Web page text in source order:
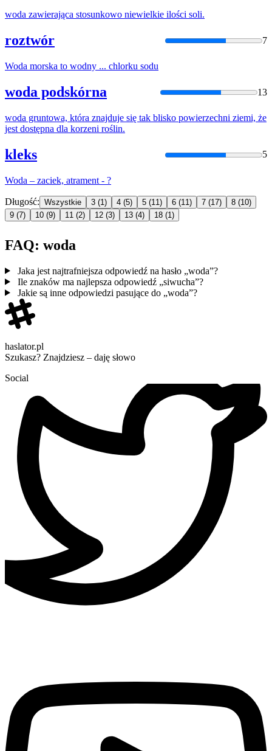
woda zawierająca stosunkowo niewielkie ilości soli.
roztwór 7
Woda morska to wodny ... chlorku sodu
woda podskórna 13
woda gruntowa, która znajduje się tak blisko powierzechni ziemi, że
jest dostępna dla korzeni roślin.
kleks 5
Woda – zaciek, atrament - ?
Długość: Wszystkie 3 (1) 4 (5) 5 (11) 6 (11) 7 (17) 8 (10)
9 (7) 10 (9) 11 (2) 12 (3) 13 (4) 18 (1)
FAQ: woda
Jaka jest najtrafniejsza odpowiedź na hasło „woda”?
Ile znaków ma najlepsza odpowiedź „siwucha”?
Jakie są inne odpowiedzi pasujące do „woda”?
haslator.pl
Szukasz? Znajdziesz – daję słowo
Social